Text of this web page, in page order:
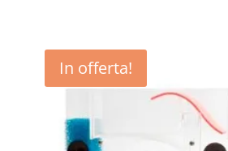
In offerta!